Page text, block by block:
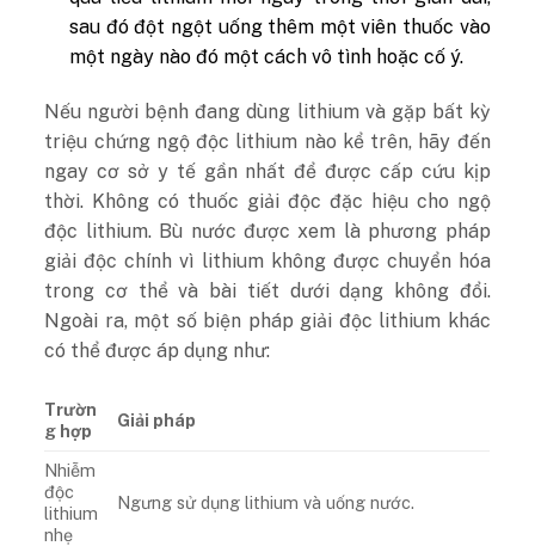
sau đó đột ngột uống thêm một viên thuốc vào
một ngày nào đó một cách vô tình hoặc cố ý.
Nếu người bệnh đang dùng lithium và gặp bất kỳ
triệu chứng ngộ độc lithium nào kể trên, hãy đến
ngay cơ sở y tế gần nhất để được cấp cứu kịp
thời. Không có thuốc giải độc đặc hiệu cho ngộ
độc lithium. Bù nước được xem là phương pháp
giải độc chính vì lithium không được chuyển hóa
trong cơ thể và bài tiết dưới dạng không đổi.
Ngoài ra, một số biện pháp giải độc lithium khác
có thể được áp dụng như:
Trườn
g hợp
Giải pháp
Nhiễm
độc
lithium
nhẹ
Ngưng sử dụng lithium và uống nước.